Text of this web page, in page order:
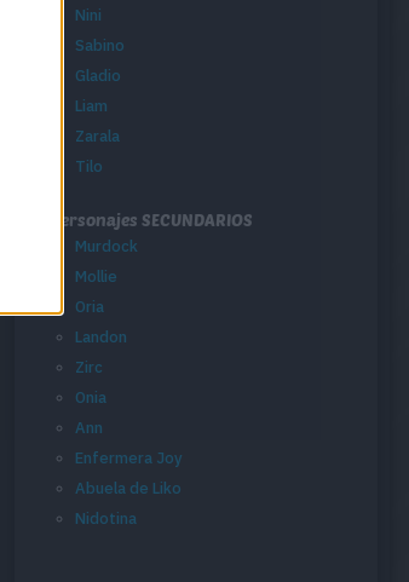
Nini
Sabino
Gladio
Liam
Zarala
Tilo
Personajes SECUNDARIOS
Murdock
Mollie
Oria
Landon
Zirc
Onia
Ann
Enfermera Joy
Abuela de Liko
Nidotina